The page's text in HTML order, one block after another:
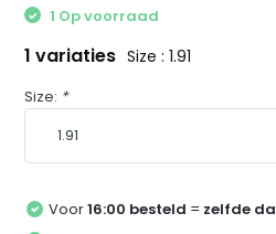
1 Op voorraad
1 variaties Size : 1.91
Size: *
Voor16:00 besteld = zelfde